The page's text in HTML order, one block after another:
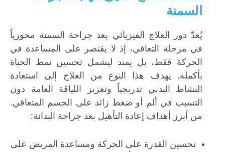
السمنة
يُعدّ دور العلاج الفيزيائي بعد جراحة السمنة محورياً
في مرحلة التعافي، إذ لا يقتصر على المساعدة في
الحركة فقط، بل يمتد ليشمل تحسين نمط الحياة
بأكمله. يهدف هذا النوع من العلاج إلى استعادة
النشاط البدني تدريجياً وتعزيز اللياقة العامة دون
التسبب في ألم أو ضغط زائد على الجسم المتعافي.
من أبرز أهداف إعادة التأهيل بعد جراحة البدانة:
تحسين القدرة على الحركة ومساعدة المريض على